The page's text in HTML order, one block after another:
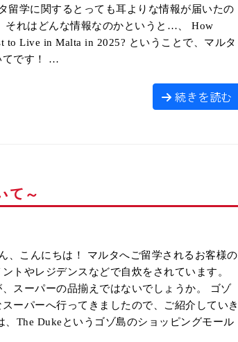
留学に関するとっても耳よりな情報が届いたの
それはどんな情報なのかというと…、 How
to Live in Malta in 2025? ということで、マルタ
てです！ …
続きを読む
て～
、こんにちは！ マルタへご留学されるお客様の
トやレジデンスなどで自炊をされています。
スーパーの品揃えではないでしょうか。 ゴゾ
ーパーへ行ってきましたので、ご紹介していき
、The Dukeというゴゾ島のショッピングモール